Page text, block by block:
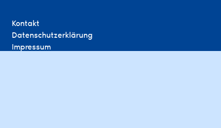
Kontakt
Datenschutzerklärung
Impressum